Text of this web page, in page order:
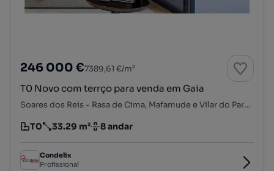
246 000 €7389,61 €/m²
T0 Novo com terrço para venda em Gaia
Soares dos Reis - Rasa de Cima, Mafamude e Vilar do Paraíso, Vila Nova de Gaia, Porto
Tipologia
T0
Preço por metro quadrado
33.29 m²
Andar 8 andar
Condelix
Profissional